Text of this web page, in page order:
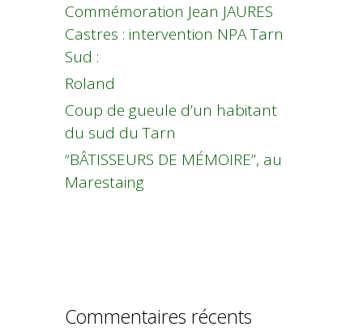
Commémoration Jean JAURES
Castres : intervention NPA Tarn
Sud :
Roland
Coup de gueule d’un habitant
du sud du Tarn
“BÂTISSEURS DE MÉMOIRE”, au
Marestaing
Commentaires récents